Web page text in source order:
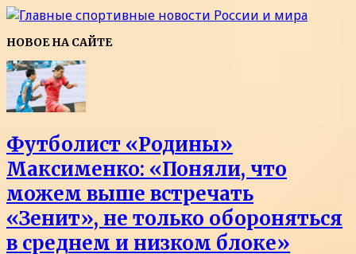
НОВОЕ НА САЙТЕ
Футболист «Родины»
Максименко: «Поняли, что
можем выше встречать
«Зенит», не только обороняться
в среднем и низком блоке»